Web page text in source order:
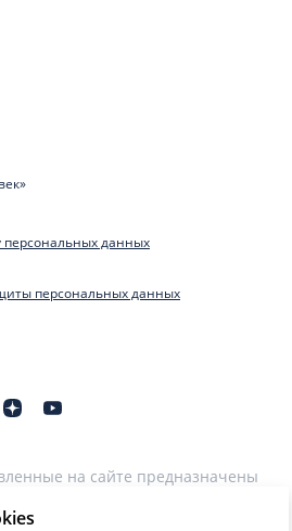
персональных данных
персональных данных
на сайте предназначены
диагноза, назначения